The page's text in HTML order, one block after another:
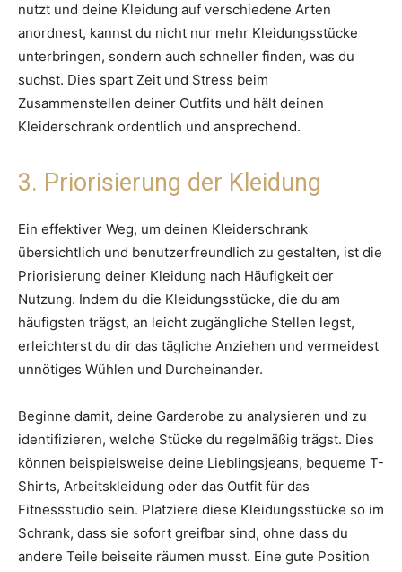
nutzt und deine Kleidung auf verschiedene Arten
anordnest, kannst du nicht nur mehr Kleidungsstücke
unterbringen, sondern auch schneller finden, was du
suchst. Dies spart Zeit und Stress beim
Zusammenstellen deiner Outfits und hält deinen
Kleiderschrank ordentlich und ansprechend.
3. Priorisierung der Kleidung
Ein effektiver Weg, um deinen Kleiderschrank
übersichtlich und benutzerfreundlich zu gestalten, ist die
Priorisierung deiner Kleidung nach Häufigkeit der
Nutzung. Indem du die Kleidungsstücke, die du am
häufigsten trägst, an leicht zugängliche Stellen legst,
erleichterst du dir das tägliche Anziehen und vermeidest
unnötiges Wühlen und Durcheinander.
Beginne damit, deine Garderobe zu analysieren und zu
identifizieren, welche Stücke du regelmäßig trägst. Dies
können beispielsweise deine Lieblingsjeans, bequeme T-
Shirts, Arbeitskleidung oder das Outfit für das
Fitnessstudio sein. Platziere diese Kleidungsstücke so im
Schrank, dass sie sofort greifbar sind, ohne dass du
andere Teile beiseite räumen musst. Eine gute Position